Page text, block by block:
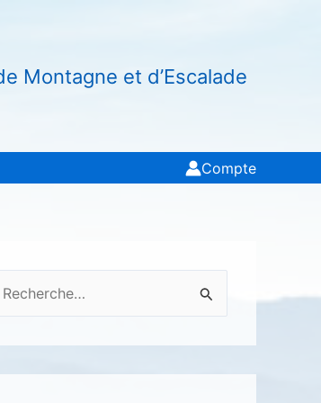
Montagne et d’Escalade
Compte